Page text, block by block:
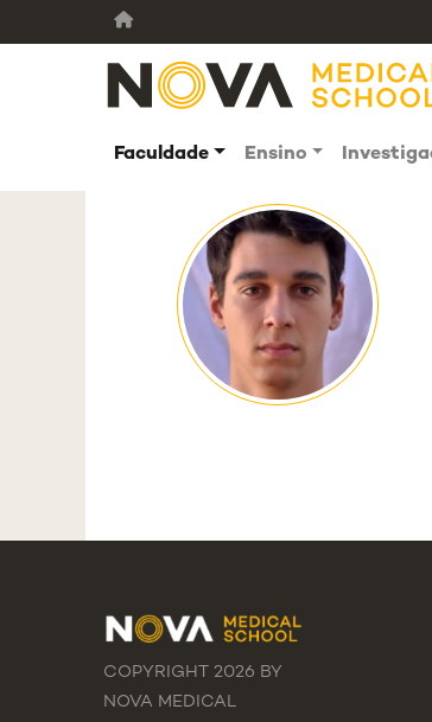
Faculdade Ensino
COPYRIGHT 2026 BY
NOVA MEDICAL